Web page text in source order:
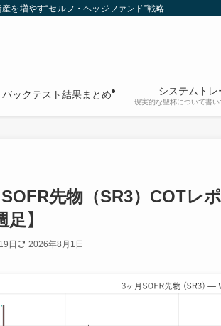
を増やす“セルフ・ヘッジファンド”戦略
バックテスト結果まとめ システムトレ
現実的な聖杯について書い
先物（SR3）COTレ
】
日 2026年8月1日